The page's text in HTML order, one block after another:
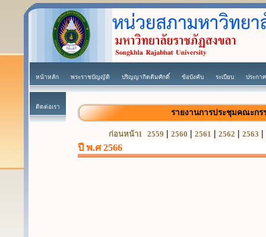
หน้าหลัก พระราชบัญญัติ ปริญญากิตติมศักดิ์ ข้อบังคับ ระเบียบ ประกาศ
ติดต่อเรา
รายงานการประชุมคณะก
ก่อนหน้า1 2559 | 2560 | 2561 | 2562 | 2563 |
ปี พ.ศ 2566